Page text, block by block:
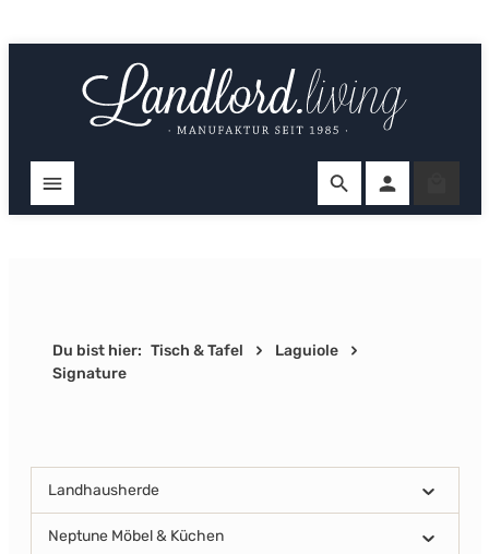
Du bist hier: Tisch & Tafel
Laguiole
Signature
Landhausherde
Neptune Möbel & Küchen